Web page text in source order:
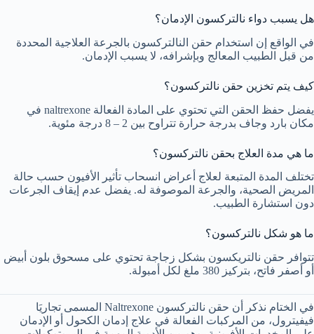
هل يسبب دواء نالتركسون الإدمان؟
في الواقع إن استخدام حقن النالتركسون بالجرعة العلاجية المحددة
من قبل الطبيب المعالج وبإشرافه، لا يسبب الإدمان.
كيف يتم تخزين حقن نالتركسون؟
يفضل حفظ الحقن التي تحتوي على المادة الفعالة naltrexone في
مكان بارد وجاف بدرجة حرارة تتراوح بين 2 – 8 درجة مئوية.
ما هي مدة العلاج بحقن نالتركسون؟
تختلف المدة المتبعة لعلاج أعراض انسحاب تأثير الأفيون حسب حالة
المريض الصحية، والجرعة الموصوفة له. يفضل عدم إيقاف الجرعات
دون استشارة الطبيب.
ما هو شكل نالتركسون؟
تتوافر حقن نالتريكسون بشكل زجاجة تحتوي على مسحوق بلون أبيض
أو أصفر فاتح، بتركيز 380 ملغ لكل أمبولة.
في الختام نذكر أن حقن نالتركسون Naltrexone المسمى تجاريَا
فيفيترول، من المركبات الفعالة في علاج إدمان الكحول أو الإدمان